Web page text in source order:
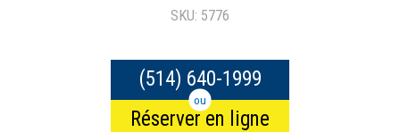
SKU: 5776
(514) 640-1999
ou
Réserver en ligne